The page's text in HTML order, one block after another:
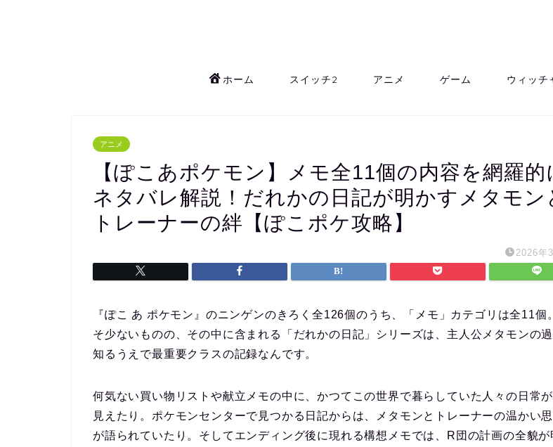
ホーム スイッチ2 アニメ ゲーム ウィッチ
アニメ
【ぽこあポケモン】メモ全11個の内容を網羅的
ネタバレ解説！だれかの日記が明かすメタモン
トレーナーの絆【ぽこポケ攻略】
2026年
『ぽこ あ ポケモン』 のニンゲンのきろく全126個のうち、 「メモ」カテゴリは全11個
そ少ないものの、その中に含まれる
「だれかの日記」シリーズは、主人公メタモンの
知るうえで最重要クラスの記録なんです。
何気ない買い物リストや献立メモの中に、かつてこの世界で暮らしていた人々の日常
見えたり。ポケモンセンターで見つかる日記からは、メタモンとトレーナーの温かい
が語られていたり。そしてエンディング後に現れる構想メモでは、R団の計画の全貌が